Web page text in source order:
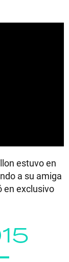
estuvo en
a su amiga
en exclusivo